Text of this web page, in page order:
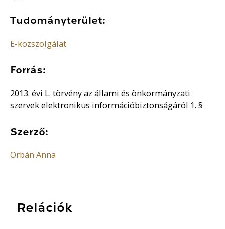
Tudományterület:
E-közszolgálat
Forrás:
2013. évi L. törvény az állami és önkormányzati
szervek elektronikus információbiztonságáról 1. §
Szerző:
Orbán Anna
Relációk